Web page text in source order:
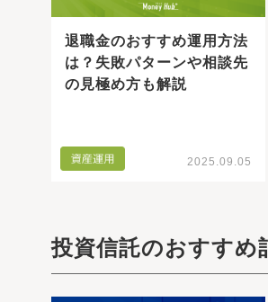
退職金のおすすめ運用方法
は？失敗パターンや相談先
の見極め方も解説
2025.09.05
投資信託のおすすめ